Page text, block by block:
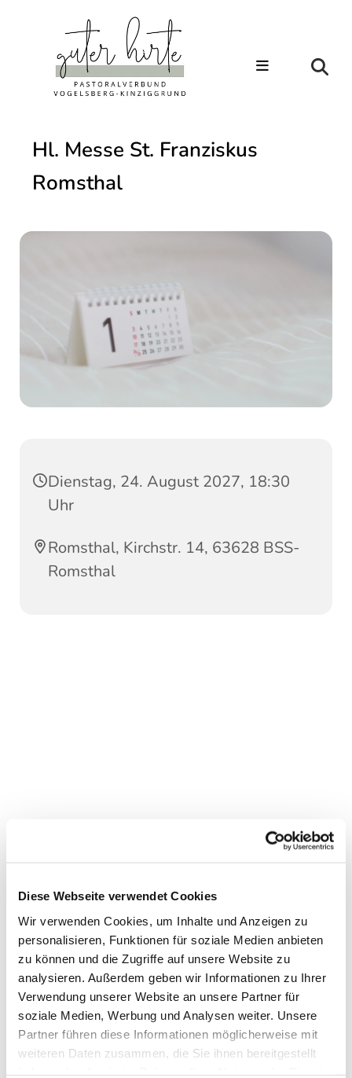
Diese Webseite verwendet Cookies
Wir verwenden Cookies, um Inhalte und Anzeigen zu
personalisieren, Funktionen für soziale Medien anbieten
zu können und die Zugriffe auf unsere Website zu
analysieren. Außerdem geben wir Informationen zu Ihrer
Verwendung unserer Website an unsere Partner für
soziale Medien, Werbung und Analysen weiter. Unsere
Partner führen diese Informationen möglicherweise mit
weiteren Daten zusammen, die Sie ihnen bereitgestellt
Hl. Messe St. Franziskus
Romsthal
Dienstag, 24. August 2027, 18:30
Uhr
Romsthal, Kirchstr. 14, 63628 BSS-
Romsthal
Dies könnte Sie auch
interessieren